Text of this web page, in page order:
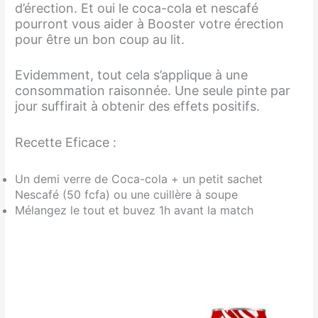
d’érection. Et oui le coca-cola et nescafé
pourront vous aider à Booster votre érection
pour être un bon coup au lit.
Evidemment, tout cela s’applique à une
consommation raisonnée. Une seule pinte par
jour suffirait à obtenir des effets positifs.
Recette Eficace :
Un demi verre de Coca-cola + un petit sachet
Nescafé (50 fcfa) ou une cuillère à soupe
Mélangez le tout et buvez 1h avant la match